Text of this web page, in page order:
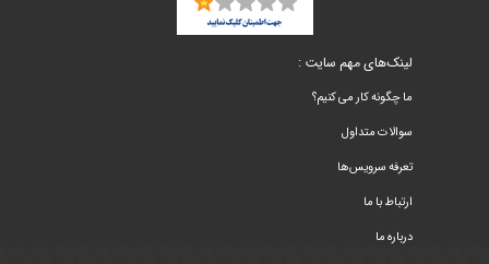
لینک‌های مهم سایت :
ما چگونه کار می کنیم؟
سوالات متداول
تعرفه سرویس‌ها
ارتباط با ما
درباره ما